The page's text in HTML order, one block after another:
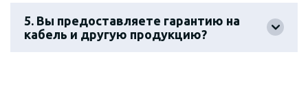
5. Вы предоставляете гарантию на
кабель и другую продукцию?